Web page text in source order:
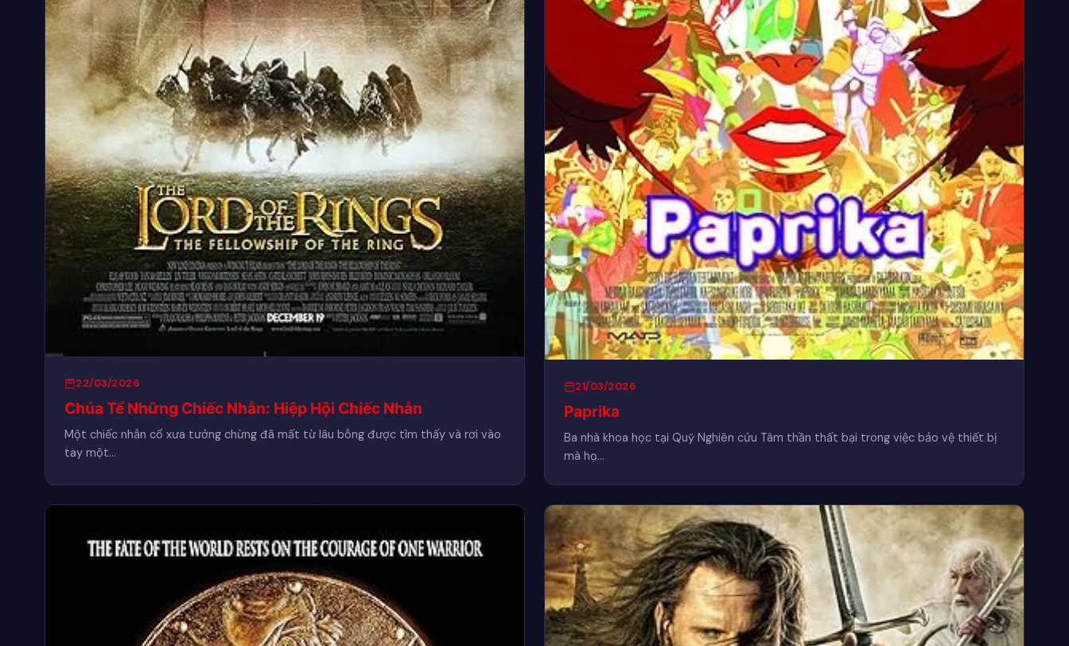
22/03/2026
Chúa Tể Những Chiếc Nhẫn: Hiệp Hội Chiếc Nhẫn
Một chiếc nhẫn cổ xưa tưởng chừng đã mất từ lâu bỗng được tìm thấy và rơi vào
tay một…
21/03/2026
Paprika
Ba nhà khoa học tại Quỹ Nghiên cứu Tâm thần thất bại trong việc bảo vệ thiết bị
mà họ…